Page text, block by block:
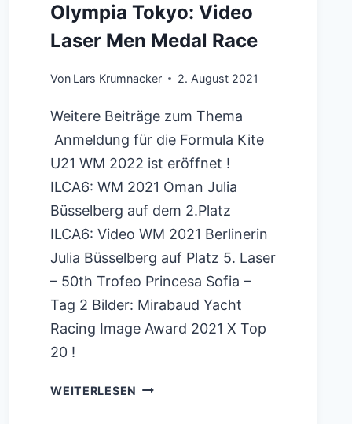
Olympia Tokyo: Video
Laser Men Medal Race
Von Lars Krumnacker 2. August 2021
Weitere Beiträge zum Thema
Anmeldung für die Formula Kite
U21 WM 2022 ist eröffnet !
ILCA6: WM 2021 Oman Julia
Büsselberg auf dem 2.Platz
ILCA6: Video WM 2021 Berlinerin
Julia Büsselberg auf Platz 5. Laser
– 50th Trofeo Princesa Sofia –
Tag 2 Bilder: Mirabaud Yacht
Racing Image Award 2021 X Top
20 !
WEITERLESEN OLYMPIA